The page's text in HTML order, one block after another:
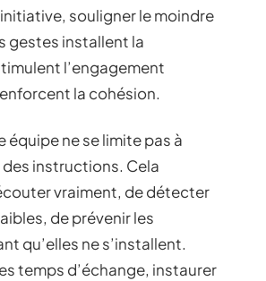
souligner le moindre
gestes installent la
l’engagement
la cohésion.
équipe ne se limite pas à
instructions. Cela
vraiment, de détecter
de prévenir les
qu’elles ne s’installent.
temps d’échange, instaurer